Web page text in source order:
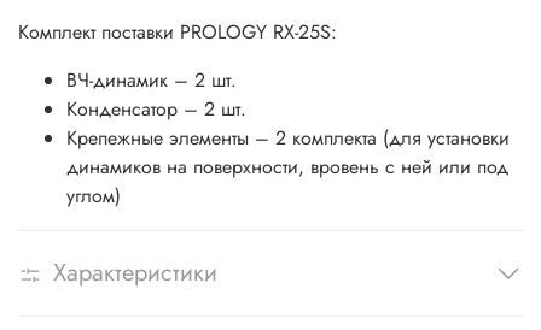
Комплект поставки PROLOGY RX-25S:
ВЧ-динамик – 2 шт.
Конденсатор – 2 шт.
Крепежные элементы – 2 комплекта (для установки
динамиков на поверхности, вровень с ней или под
углом)
Характеристики